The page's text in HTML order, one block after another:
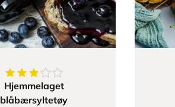
3.6666666666666665
Hjemmelaget
blåbærsyltetøy